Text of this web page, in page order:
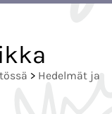
> Hedelmät ja